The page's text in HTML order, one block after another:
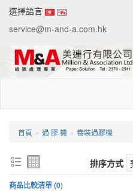
選擇語言
service@m-and-a.com.hk
首頁 » 過 膠 機 » 卷裝過膠機
排序方式
商品比較清單 (0)